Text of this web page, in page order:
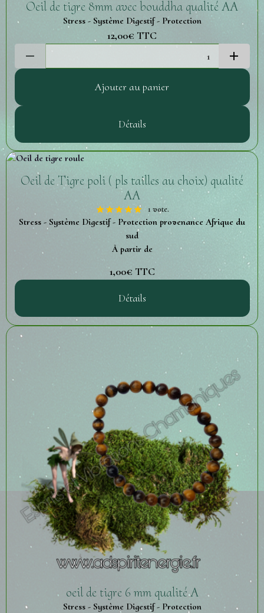
Oeil de tigre 8mm avec bouddha qualité AA
Stress - Système Digestif - Protection
12,00€ TTC
Ajouter au panier
Détails
Oeil de Tigre poli ( pls tailles au choix) qualité
AA
1 vote.
Stress - Système Digestif - Protection provenance Afrique du
sud
À partir de
1,00€ TTC
Détails
oeil de tigre 6 mm qualité A
Stress - Système Digestif - Protection